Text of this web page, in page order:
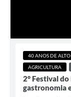
40 ANOS DE
AGRICULTURA
2° Festival
gastronomia